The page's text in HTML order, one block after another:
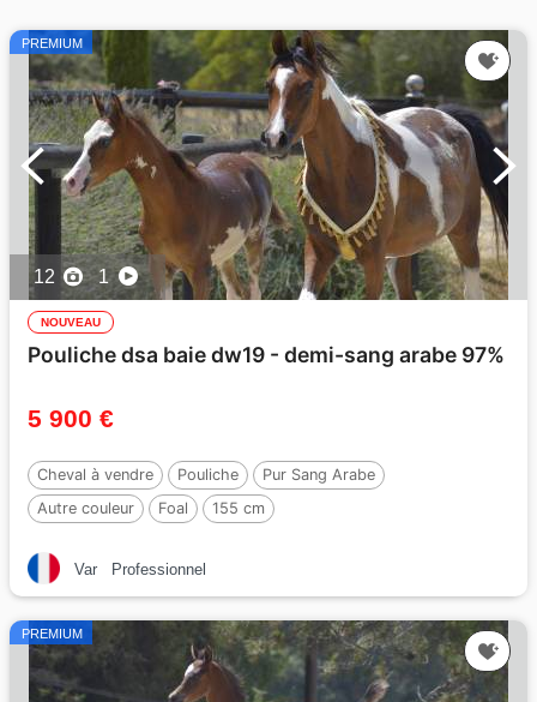
PREMIUM
12 1
NOUVEAU
Pouliche dsa baie dw19 - demi-sang arabe 97%
5 900 €
Cheval à vendre Pouliche
Pur Sang Arabe
Autre couleur
Foal 155 cm
Var Professionnel
PREMIUM